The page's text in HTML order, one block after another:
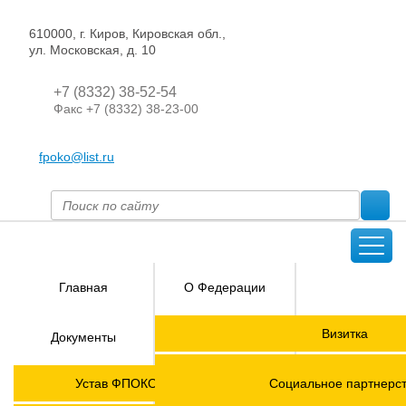
610000, г. Киров, Кировская обл.,
ул. Московская, д. 10
+7 (8332) 38-52-54
Факс +7 (8332) 38-23-00
fpoko@list.ru
Главная О Федерации
Визитка
Документы
Устав ФПОКО с изменениями от 2026 года
Социальное
Членские